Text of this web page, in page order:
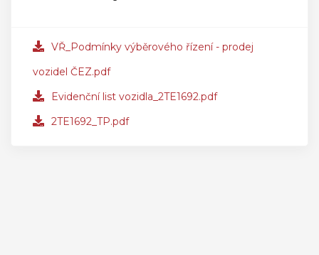
VŘ_Podmínky výběrového řízení - prodej
vozidel ČEZ.pdf
Evidenční list vozidla_2TE1692.pdf
2TE1692_TP.pdf